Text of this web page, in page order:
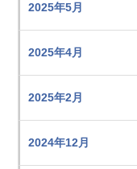
2025年5月
2025年4月
2025年2月
2024年12月